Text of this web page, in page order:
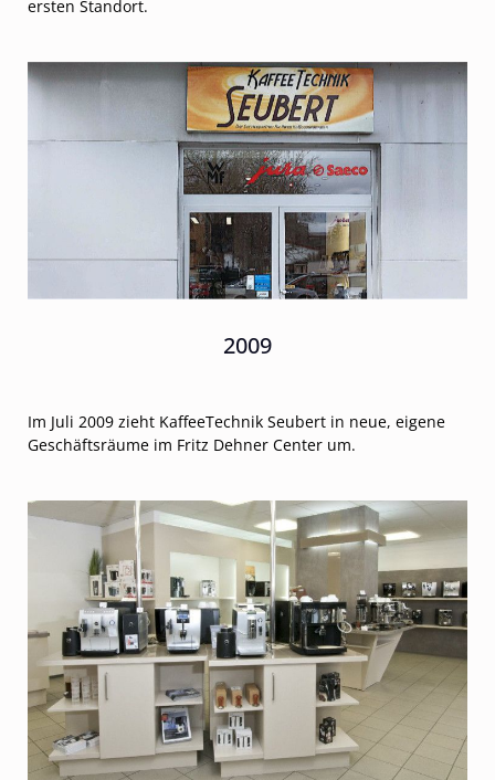
ersten Standort.
2009
Im Juli 2009 zieht KaffeeTechnik Seubert in neue, eigene
Geschäftsräume im Fritz Dehner Center um.